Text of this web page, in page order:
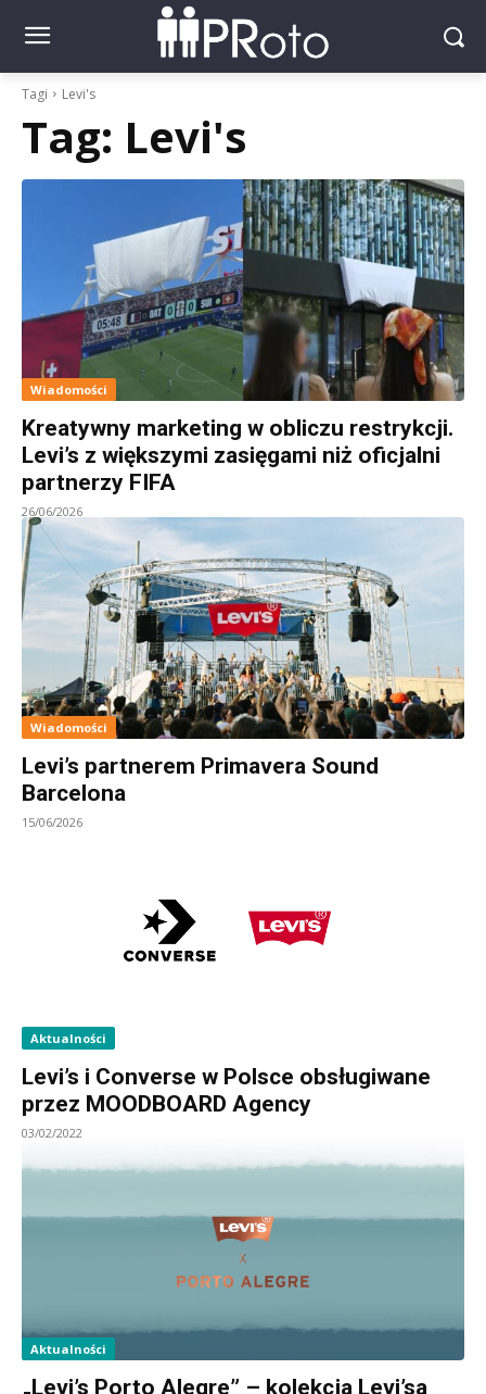
Tagi Levi's
Tag: Levi's
Wiadomości
Kreatywny marketing w obliczu restrykcji.
Levi’s z większymi zasięgami niż oficjalni
partnerzy FIFA
26/06/2026
Wiadomości
Levi’s partnerem Primavera Sound
Barcelona
15/06/2026
Aktualności
Levi’s i Converse w Polsce obsługiwane
przez MOODBOARD Agency
03/02/2022
Aktualności
„Levi’s Porto Alegre” – kolekcja Levi’sa